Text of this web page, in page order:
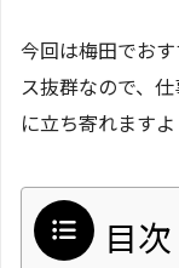
今回は梅田でお
ス抜群なので、
に立ち寄れますよ
目次